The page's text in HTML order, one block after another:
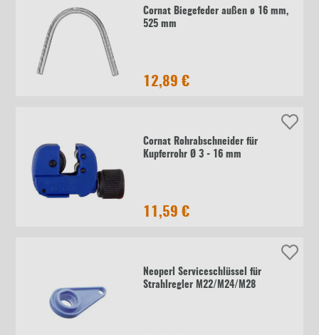
Cornat Biegefeder außen ø 16 mm,
525 mm
12,89 €
Cornat Rohrabschneider für
Kupferrohr Ø 3 - 16 mm
11,59 €
Neoperl Serviceschlüssel für
Strahlregler M22/M24/M28